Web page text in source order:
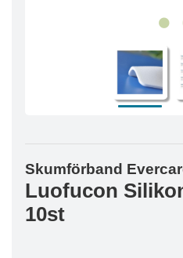
Skumförband
Luofucon
10st